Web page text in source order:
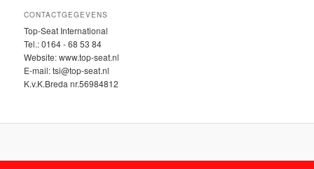
CONTACTGEGEVENS
Top-Seat International
Tel.: 0164 - 68 53 84
Website: www.top-seat.nl
E-mail: tsi@top-seat.nl
K.v.K.Breda nr.56984812